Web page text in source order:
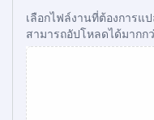
เลือกไฟล์งานที่ต้องการแ
สามารถอัปโหลดได้มากก